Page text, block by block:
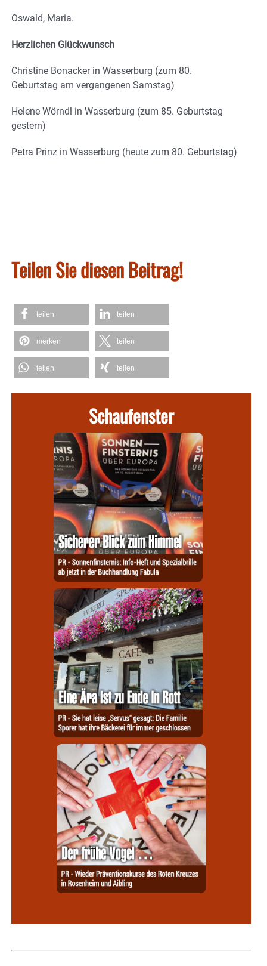
Oswald, Maria.
Herzlichen Glückwunsch
Christine Bonacker in Wasserburg (zum 80.
Geburtstag am vergangenen Samstag)
Helene Wörndl in Wasserburg (zum 85. Geburtstag
gestern)
Petra Prinz in Wasserburg (heute zum 80. Geburtstag)
Teilen Sie diesen Beitrag!
teilen teilen
merken teilen
teilen teilen
Schaufenster